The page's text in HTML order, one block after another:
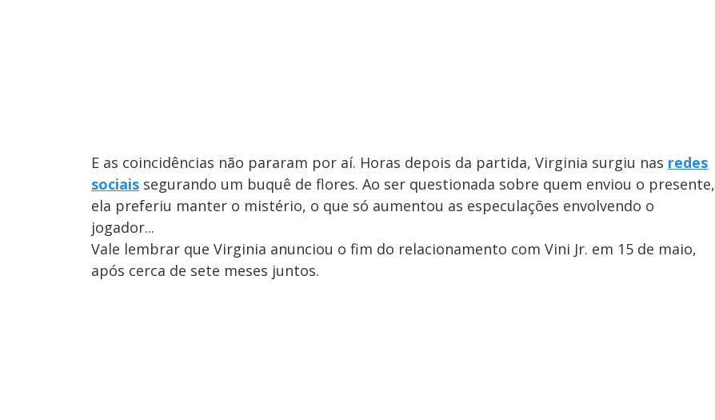
E as coincidências não pararam por aí. Horas depois da partida, Virginia surgiu nas redes
sociais segurando um buquê de flores. Ao ser questionada sobre quem enviou o presente,
ela preferiu manter o mistério, o que só aumentou as especulações envolvendo o
jogador...
Vale lembrar que Virginia anunciou o fim do relacionamento com Vini Jr. em 15 de maio,
após cerca de sete meses juntos.